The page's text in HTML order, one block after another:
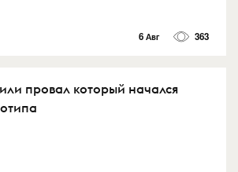
6 Авг 363
провал который начался